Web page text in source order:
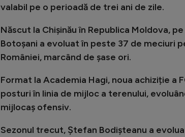
valabil pe o perioadă de trei ani de zile.
Născut la Chișinău în Republica Moldova,
Botoșani a evoluat în peste 37 de meciuri
României, marcând de șase ori.
Format la Academia Hagi, noua achiziție a
posturi în linia de mijloc a terenului,
mijlocaș ofensiv.
Sezonul trecut, Ștefan Bodișteanu a